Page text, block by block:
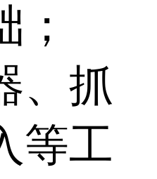
、抓
等工